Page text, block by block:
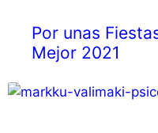
Por unas
Mejor 2021